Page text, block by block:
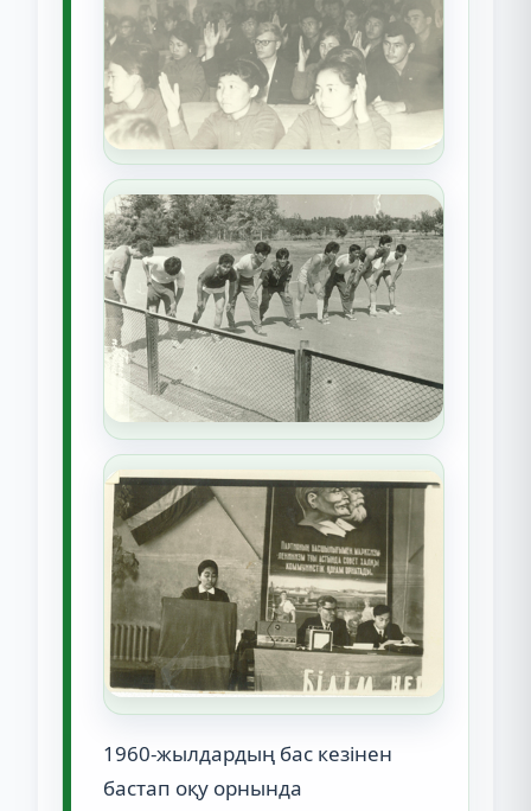
1960-жылдардың бас кезінен
бастап оқу орнында